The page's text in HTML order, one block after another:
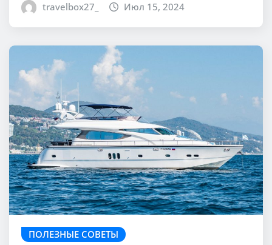
travelbox27_ Июл 15, 2024
ПОЛЕЗНЫЕ СОВЕТЫ